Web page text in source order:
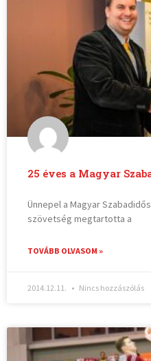
25 éves a Magyar
Ünnepel a Magyar
szövetség megtartotta a
TOVÁBB OLVASOM »
2014.12.11. Nincs hozzászólás